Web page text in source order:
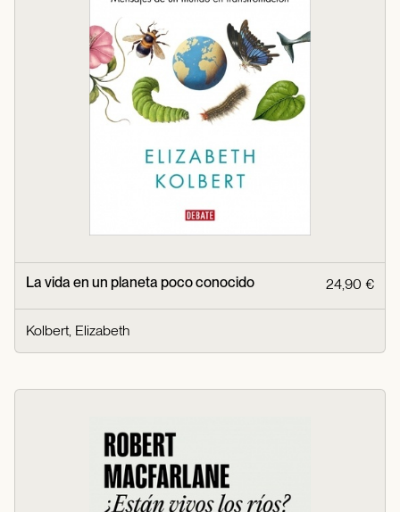
La vida en un planeta poco conocido 24,90 €
Kolbert, Elizabeth